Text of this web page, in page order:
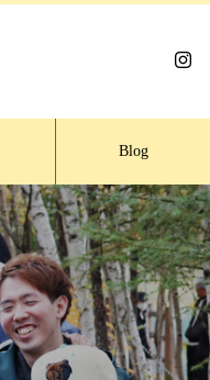
Blog